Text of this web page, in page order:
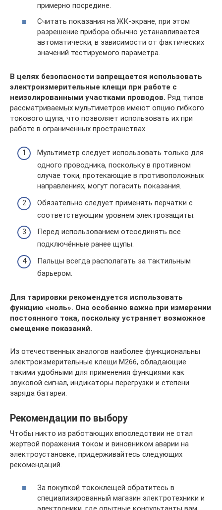
примерно посредине.
Считать показания на ЖК-экране, при этом
разрешение прибора обычно устанавливается
автоматически, в зависимости от фактических
значений тестируемого параметра.
В целях безопасности запрещается использовать
электроизмерительные клещи при работе с
неизолированными участками проводов. Ряд типов
рассматриваемых мультиметров имеют опцию гибкого
токового щупа, что позволяет использовать их при
работе в ограниченных пространствах.
Мультиметр следует использовать только для
одного проводника, поскольку в противном
случае токи, протекающие в противоположных
направлениях, могут погасить показания.
Обязательно следует применять перчатки с
соответствующим уровнем электрозащиты.
Перед использованием отсоединять все
подключённые ранее щупы.
Пальцы всегда располагать за тактильным
барьером.
Для тарировки рекомендуется использовать
функцию «ноль». Она особенно важна при измерении
постоянного тока, поскольку устраняет возможное
смещение показаний.
Из отечественных аналогов наиболее функциональны
электроизмерительные клещи М266, обладающие
такими удобными для применения функциями как
звуковой сигнал, индикаторы перегрузки и степени
заряда батареи.
Рекомендации по выбору
Чтобы никто из работающих впоследствии не стал
жертвой поражения током и виновником аварии на
электроустановке, придерживайтесь следующих
рекомендаций.
За покупкой тококлещей обратитесь в
специализированный магазин электротехники и